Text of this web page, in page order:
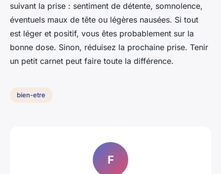
suivant la prise : sentiment de détente, somnolence,
éventuels maux de tête ou légères nausées. Si tout
est léger et positif, vous êtes probablement sur la
bonne dose. Sinon, réduisez la prochaine prise. Tenir
un petit carnet peut faire toute la différence.
bien-etre
F